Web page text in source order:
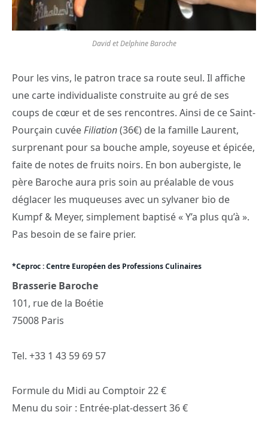
David et Delphine Baroche
Pour les vins, le patron trace sa route seul. Il affiche
une carte individualiste construite au gré de ses
coups de cœur et de ses rencontres. Ainsi de ce Saint-
Pourçain cuvéeFiliation(36€) de la famille Laurent,
surprenant pour sa bouche ample, soyeuse et épicée,
faite de notes de fruits noirs. En bon aubergiste, le
père Baroche aura pris soin au préalable de vous
déglacer les muqueuses avec un sylvaner bio de
Kumpf & Meyer, simplement baptisé « Y’a plus qu’à ».
Pas besoin de se faire prier.
*Ceproc : Centre Européen des Professions Culinaires
Brasserie Baroche
101, rue de la Boétie
75008 Paris
Tel. +33 1 43 59 69 57
Formule du Midi au Comptoir 22 €
Menu du soir : Entrée-plat-dessert 36 €